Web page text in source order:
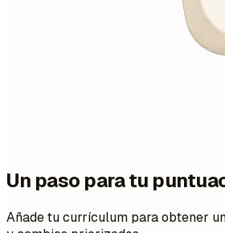
Un paso para tu
Añade tu currículum para obtener